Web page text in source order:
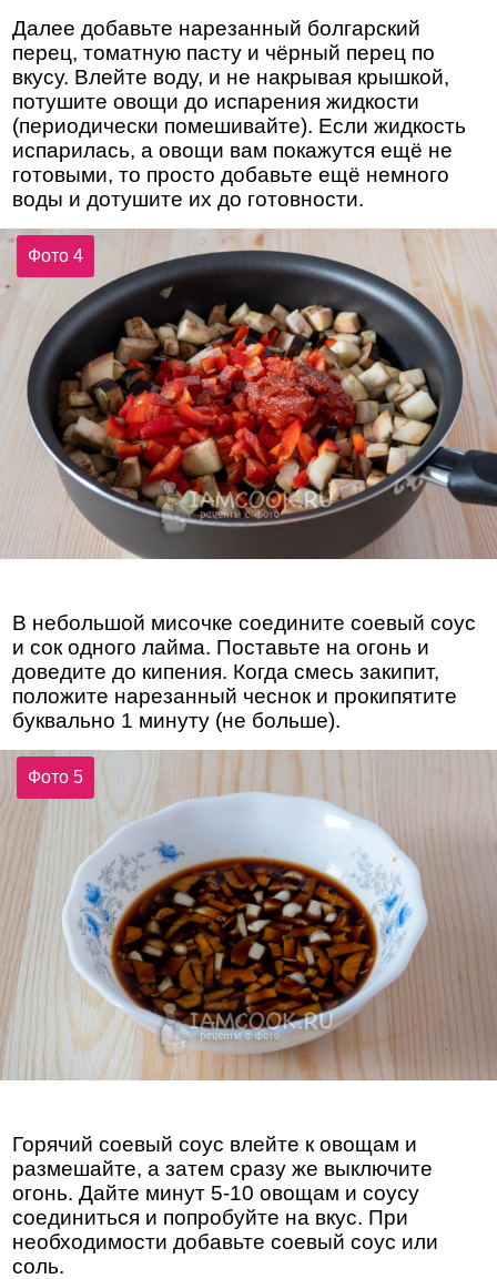
Далее добавьте нарезанный болгарский
перец, томатную пасту и чёрный перец по
вкусу. Влейте воду, и не накрывая крышкой,
потушите овощи до испарения жидкости
(периодически помешивайте). Если жидкость
испарилась, а овощи вам покажутся ещё не
готовыми, то просто добавьте ещё немного
воды и дотушите их до готовности.
Фото 4
В небольшой мисочке соедините соевый соус
и сок одного лайма. Поставьте на огонь и
доведите до кипения. Когда смесь закипит,
положите нарезанный чеснок и прокипятите
буквально 1 минуту (не больше).
Фото 5
Горячий соевый соус влейте к овощам и
размешайте, а затем сразу же выключите
огонь. Дайте минут 5-10 овощам и соусу
соединиться и попробуйте на вкус. При
необходимости добавьте соевый соус или
соль.